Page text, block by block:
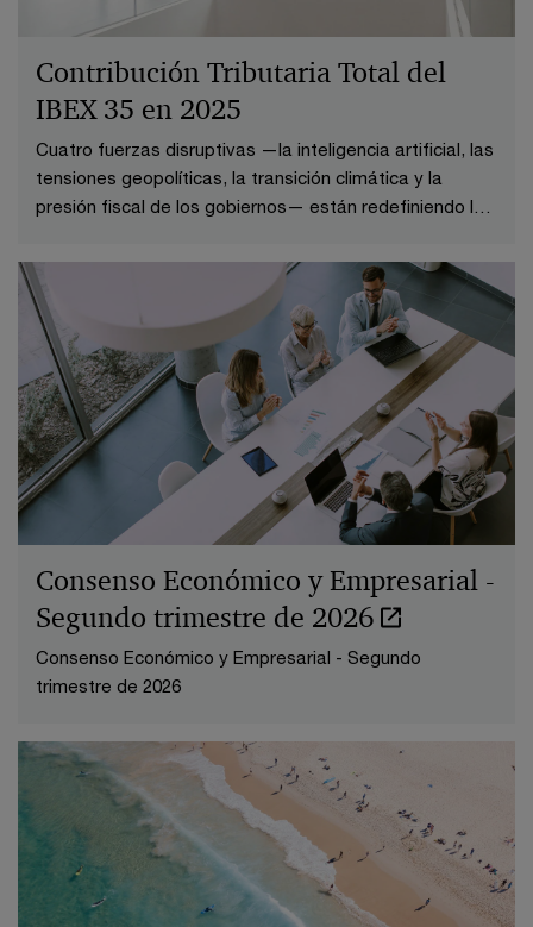
Contribución Tributaria Total del
IBEX 35 en 2025
Cuatro fuerzas disruptivas —la inteligencia artificial, las
tensiones geopolíticas, la transición climática y la
presión fiscal de los gobiernos— están redefiniendo las
Consenso Económico y Empresarial -
Segundo trimestre de 2026
Consenso Económico y Empresarial - Segundo
trimestre de 2026